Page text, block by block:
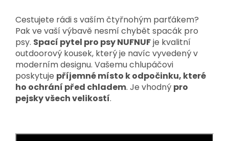
Cestujete rádi s vaším čtyřnohým parťákem?
Pak ve vaší výbavě nesmí chybět spacák pro
psy. Spací pytel pro psy NUFNUFje kvalitní
outdoorový kousek, který je navíc vyvedený v
moderním designu. Vašemu chlupáčovi
poskytuje příjemné místo k odpočinku, které
ho ochrání před chladem. Je vhodný pro
pejsky všech velikostí.